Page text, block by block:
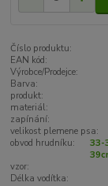
Číslo produktu:
EAN kód:
Výrobce/Prodejce:
Barva:
produkt:
materiál:
zapínání:
velikost plemene psa:
obvod hrudníku:
33-
vzor:
Délka vodítka: